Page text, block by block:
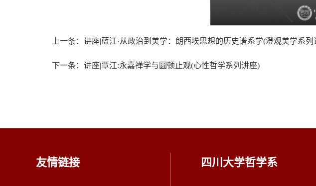
上一条：讲座|蓝江·从政治到美学：朗西埃思想的历史谱系学(澄观美学系列
下一条：讲座|覃江:永嘉禅学与圆顿止观(心性哲学系列讲座)
友情链接 四川大学哲学系